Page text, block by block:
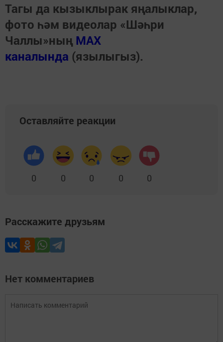
Тагы да кызыклырак яңалыклар,
фото һәм видеолар «Шәһри
Чаллы»ның MAX
каналында (язылыгыз).
Оставляйте реакции
0 0 0 0 0
Расскажите друзьям
Нет комментариев